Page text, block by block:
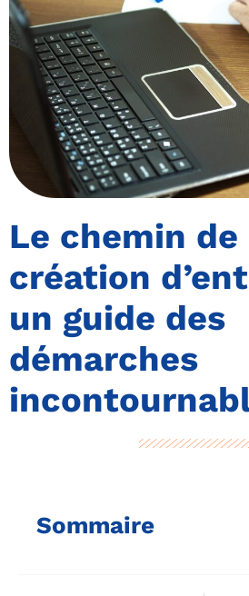
Le chemin de
création
un guide des
démarches
Sommaire